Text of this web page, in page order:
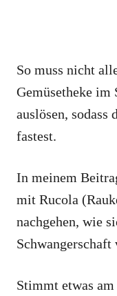
So muss nicht
Gemüsetheke
auslösen, sodass
fastest.
In meinem
mit Rucola
nachgehen, wie
Schwangerschaft
Stimmt etwas